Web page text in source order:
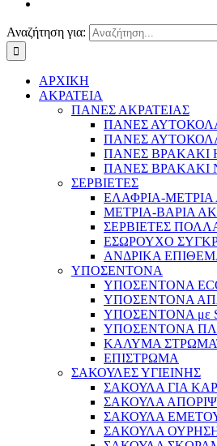
Αναζήτηση για:
ΑΡΧΙΚΗ
ΑΚΡΑΤΕΙΑ
ΠΑΝΕΣ ΑΚΡΑΤΕΙΑΣ
ΠΑΝΕΣ
ΠΑΝΕΣ
ΠΑΝΕΣ ΒΡΑΚΑΚΙ
ΠΑΝΕΣ ΒΡΑΚΑΚΙ
ΣΕΡΒΙΕΤΕΣ
ΕΛΑΦΡΙΑ-ΜΕΤΡΙΑ
ΜΕΤΡΙΑ-ΒΑΡΙΑ
ΣΕΡΒΙΕΤΕΣ
ΕΣΩΡΟΥΧΟ
ΑΝΔΡΙΚΑ
ΥΠΟΣΕΝΤΟΝΑ
ΥΠΟΣΕΝΤΟΝΑ
ΥΠΟΣΕΝΤΟΝΑ
ΥΠΟΣΕΝΤΟΝΑ με
ΥΠΟΣΕΝΤΟΝΑ
ΚΑΛΥΜΑ
ΕΠΙΣΤΡΩΜΑ
ΣΑΚΟΥΛΕΣ ΥΓΙΕΙΝΗΣ
ΣΑΚΟΥΛΑ ΓΙΑ
ΣΑΚΟΥΛΑ
ΣΑΚΟΥΛΑ
ΣΑΚΟΥΛΑ